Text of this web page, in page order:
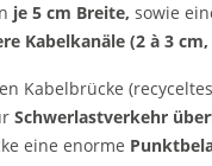
je 5 cm Breite, sowie
Kabelkanäle (2 à 3 cm,
Kabelbrücke
Schwerlastverkehr
eine enorme